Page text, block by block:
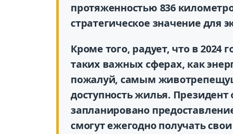
протяженностью 836
стратегическое значение для
Кроме того, радует, что в 2024
таких важных сферах, как
пожалуй, самым
доступность жилья. Президент
запланировано
смогут ежегодно получать